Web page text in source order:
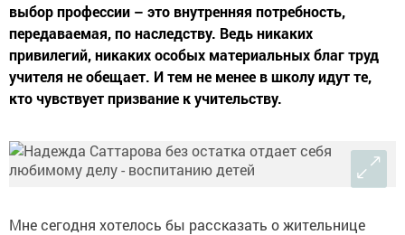
выбор профессии – это внутренняя потребность,
передаваемая, по наследству. Ведь никаких
привилегий, никаких особых материальных благ труд
учителя не обещает. И тем не менее в школу идут те,
кто чувствует призвание к учительству.
Мне сегодня хотелось бы рассказать о жительнице